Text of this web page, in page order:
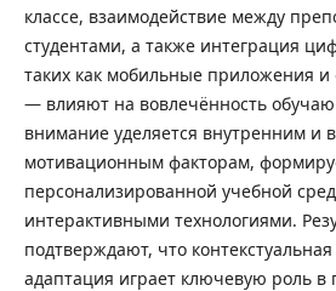
классе, взаимодействие между
студентами, а также интеграция
таких как мобильные приложения и
— влияют на вовлечённость
внимание уделяется внутренним и
мотивационным факторам,
персонализированной учебной
интерактивными технологиями.
подтверждают, что
адаптация играет ключевую роль